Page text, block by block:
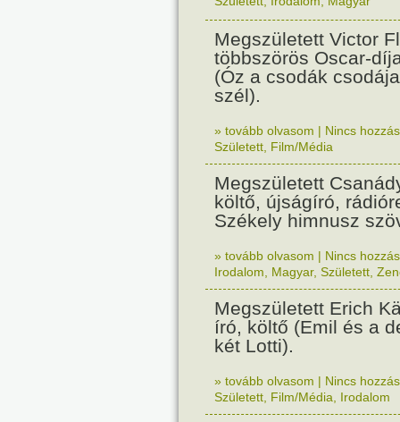
Megszületett Victor
többszörös Oscar-
(Óz a csodák
szél).
» tovább olvasom | Nincs
Született Film/Média
Megszületett
költő, újságíró,
Székely himnusz
» tovább olvasom | Nincs
Irodalom
Magyar, Született
Megszületett Erich
író, költő (Emil és a
két Lotti).
» tovább olvasom | Nincs
Született Film/Média Irodalom